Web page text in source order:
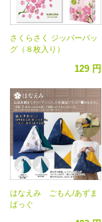
さくらさく ジッパーバッ
グ（８枚入り）
129 円
はなえみ ごもん/あずま
ばっぐ